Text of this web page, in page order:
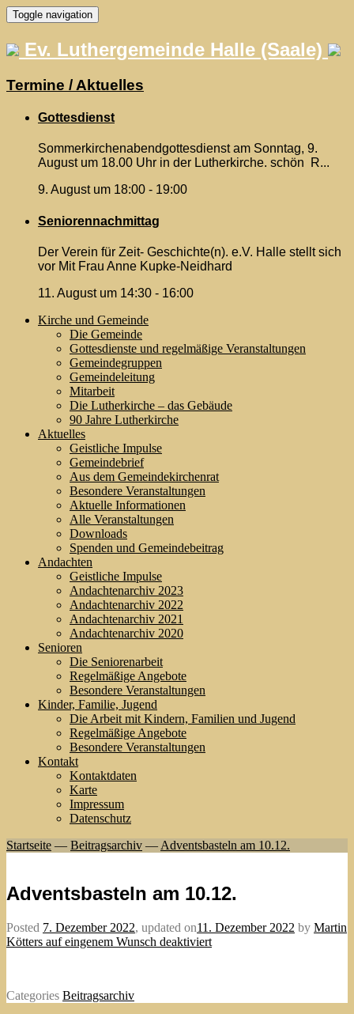
Skip
to
content
Toggle navigation
Ev. Luthergemeinde Halle (Saale)
Termine / Aktuelles
Gottesdienst
Sommerkirchenabendgottesdienst am Sonntag, 9.
August um 18.00 Uhr in der Lutherkirche. schön R...
9. August um 18:00 - 19:00
Seniorennachmittag
Der Verein für Zeit- Geschichte(n). e.V. Halle stellt sich
vor Mit Frau Anne Kupke-Neidhard
11. August um 14:30 - 16:00
Kirche und Gemeinde
Die Gemeinde
Gottesdienste und regelmäßige Veranstaltungen
Gemeindegruppen
Gemeindeleitung
Mitarbeit
Die Lutherkirche – das Gebäude
90 Jahre Lutherkirche
Aktuelles
Geistliche Impulse
Gemeindebrief
Aus dem Gemeindekirchenrat
Besondere Veranstaltungen
Aktuelle Informationen
Alle Veranstaltungen
Downloads
Spenden und Gemeindebeitrag
Andachten
Geistliche Impulse
Andachtenarchiv 2023
Andachtenarchiv 2022
Andachtenarchiv 2021
Andachtenarchiv 2020
Senioren
Die Seniorenarbeit
Regelmäßige Angebote
Besondere Veranstaltungen
Kinder, Familie, Jugend
Die Arbeit mit Kindern, Familien und Jugend
Regelmäßige Angebote
Besondere Veranstaltungen
Kontakt
Kontaktdaten
Karte
Impressum
Datenschutz
Startseite — Beitragsarchiv — Adventsbasteln am 10.12.
Adventsbasteln am 10.12.
Posted 7. Dezember 2022, updated on11. Dezember 2022 by Martin
Kötters auf eingenem Wunsch deaktiviert
Categories Beitragsarchiv